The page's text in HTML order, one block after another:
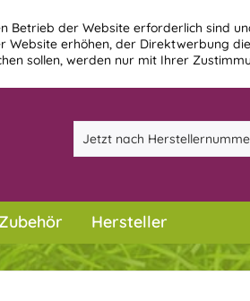
Betrieb der Website erforderlich sind
Website erhöhen, der Direktwerbung
sollen, werden nur mit Ihrer
Hersteller